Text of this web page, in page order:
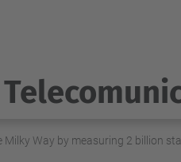
Milky Way by measuring 2 billion